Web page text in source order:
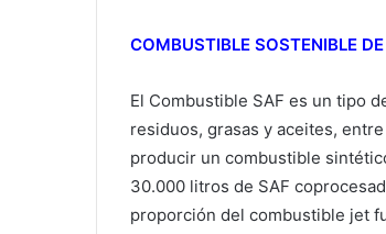
COMBUSTIBLE SOSTENIBLE
El Combustible SAF es un tipo
residuos, grasas y aceites,
producir un combustible
30.000 litros de SAF
proporción del combustible jet